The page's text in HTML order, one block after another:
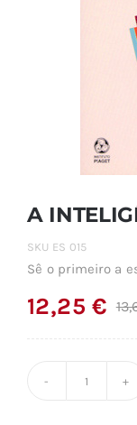
A
SKU ES 015
Sê o primeiro a
12,25€